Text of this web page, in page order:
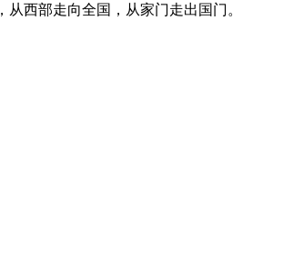
西部走向全国，从家门走出国门。